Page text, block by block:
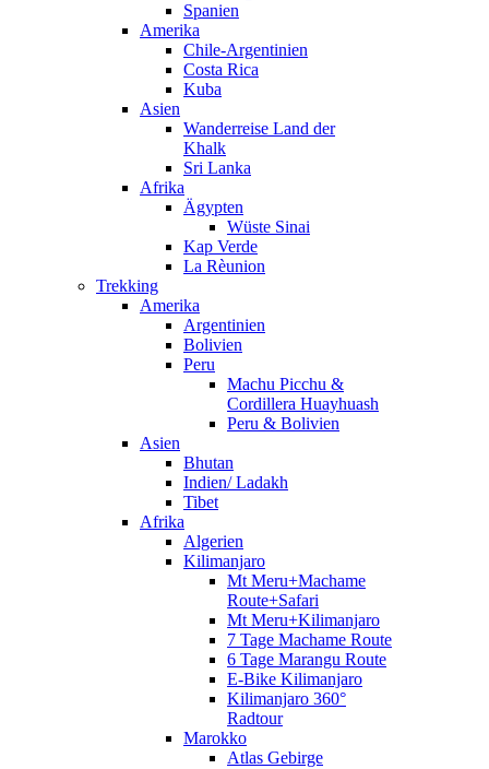
Spanien
Amerika
Chile-Argentinien
Costa Rica
Kuba
Asien
Wanderreise Land der
Khalk
Sri Lanka
Afrika
Ägypten
Wüste Sinai
Kap Verde
La Rèunion
Trekking
Amerika
Argentinien
Bolivien
Peru
Machu Picchu &
Cordillera Huayhuash
Peru & Bolivien
Asien
Bhutan
Indien/ Ladakh
Tibet
Afrika
Algerien
Kilimanjaro
Mt Meru+Machame
Route+Safari
Mt Meru+Kilimanjaro
7 Tage Machame Route
6 Tage Marangu Route
E-Bike Kilimanjaro
Kilimanjaro 360°
Radtour
Marokko
Atlas Gebirge